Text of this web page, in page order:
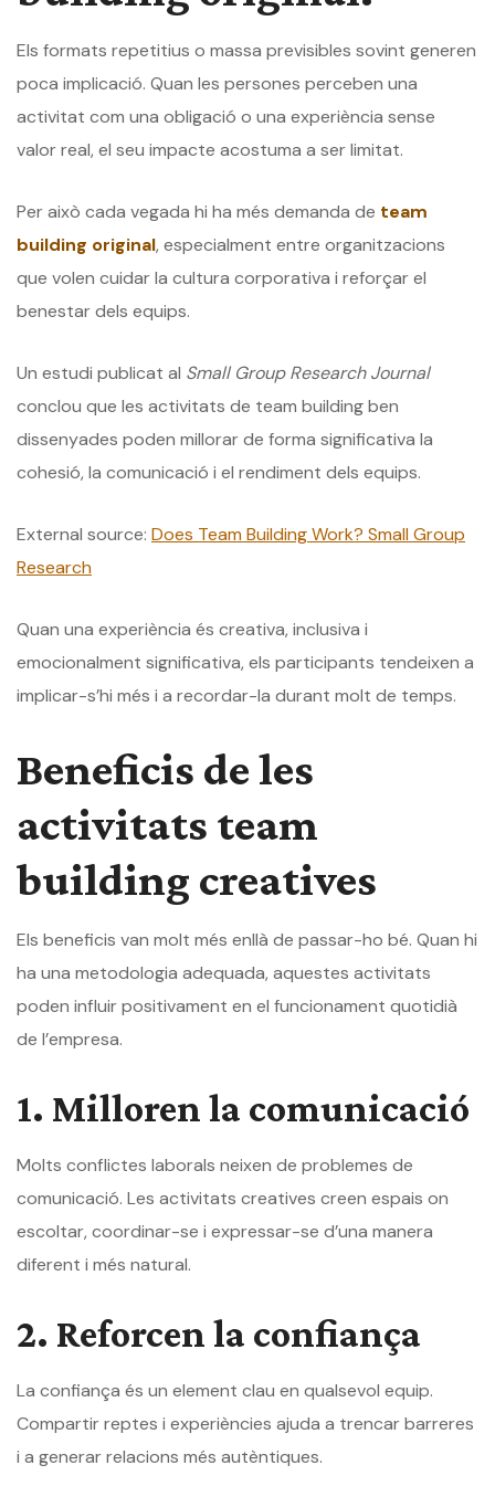
Els formats repetitius o massa previsibles sovint generen
poca implicació. Quan les persones perceben una
activitat com una obligació o una experiència sense
valor real, el seu impacte acostuma a ser limitat.
Per això cada vegada hi ha més demanda de team
building original, especialment entre organitzacions
que volen cuidar la cultura corporativa i reforçar el
benestar dels equips.
Un estudi publicat al Small Group Research Journal
conclou que les activitats de team building ben
dissenyades poden millorar de forma significativa la
cohesió, la comunicació i el rendiment dels equips.
External source: Does Team Building Work? Small Group
Research
Quan una experiència és creativa, inclusiva i
emocionalment significativa, els participants tendeixen a
implicar-s’hi més i a recordar-la durant molt de temps.
Beneficis de les
activitats team
building creatives
Els beneficis van molt més enllà de passar-ho bé. Quan hi
ha una metodologia adequada, aquestes activitats
poden influir positivament en el funcionament quotidià
de l’empresa.
1. Milloren la comunicació
Molts conflictes laborals neixen de problemes de
comunicació. Les activitats creatives creen espais on
escoltar, coordinar-se i expressar-se d’una manera
diferent i més natural.
2. Reforcen la confiança
La confiança és un element clau en qualsevol equip.
Compartir reptes i experiències ajuda a trencar barreres
i a generar relacions més autèntiques.